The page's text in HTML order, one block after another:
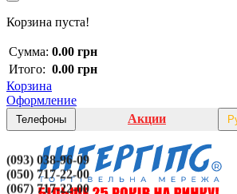
Корзина пуста!
Сумма: 0.00 грн
Итого: 0.00 грн
Корзина
Оформление
Телефоны
(093) 038-96-09
(050) 717-22-00
(067) 717-22-00
Акции